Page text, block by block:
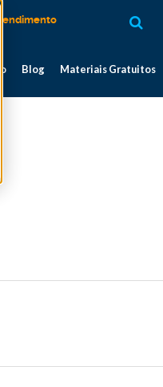
Blog Materiais Gratuitos